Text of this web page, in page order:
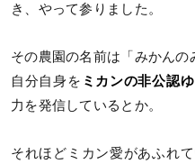
き、やって参りました。
その農園の名前は「みかんの
自分自身を ミカンの非公認
力を発信しているとか。
それほどミカン愛があふれ